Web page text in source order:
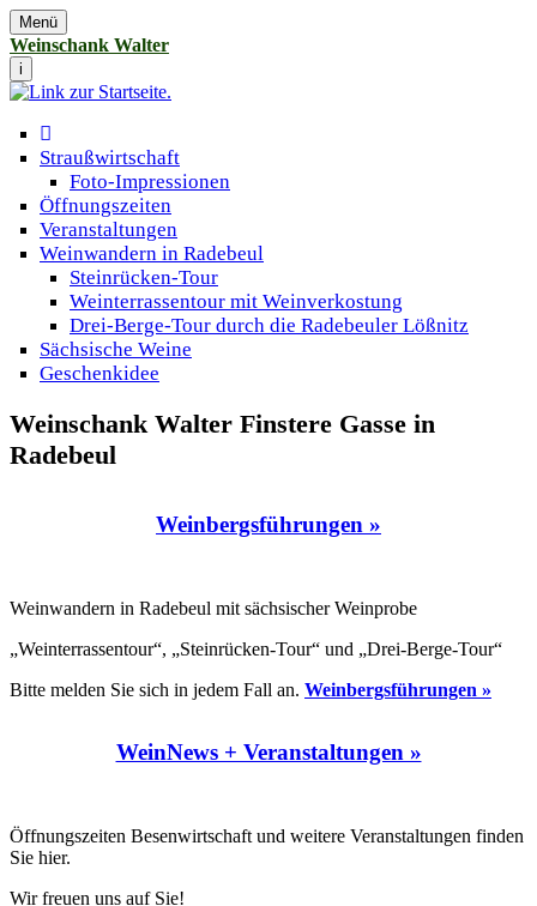
Menü
Weinschank Walter
i
Straußwirtschaft
Foto-Impressionen
Öffnungszeiten
Veranstaltungen
Weinwandern in Radebeul
Steinrücken-Tour
Weinterrassentour mit Weinverkostung
Drei-Berge-Tour durch die Radebeuler Lößnitz
Sächsische Weine
Geschenkidee
Weinschank Walter Finstere Gasse in
Radebeul
Weinbergsführungen »
Weinwandern in Radebeul mit sächsischer Weinprobe
„Weinterrassentour“, „Steinrücken-Tour“ und „Drei-Berge-Tour“
Bitte melden Sie sich in jedem Fall an. Weinbergsführungen »
WeinNews + Veranstaltungen »
Öffnungszeiten Besenwirtschaft und weitere Veranstaltungen finden
Sie hier.
Wir freuen uns auf Sie!